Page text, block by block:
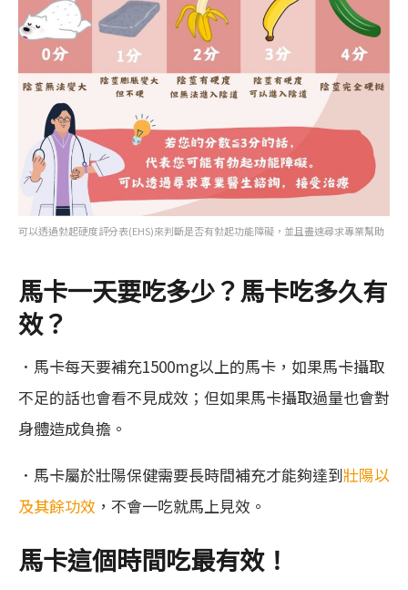
可以透過勃起硬度評分表(EHS)來判斷是否有勃起功能障礙，並且盡速尋求專業幫助
馬卡一天要吃多少？馬卡吃多久有
效？
．馬卡每天要補充1500mg以上的馬卡，如果馬卡攝取
不足的話也會看不見成效；但如果馬卡攝取過量也會對
身體造成負擔。
．馬卡屬於壯陽保健需要長時間補充才能夠達到壯陽以
及其餘功效 ，不會一吃就馬上見效。
馬卡這個時間吃最有效！